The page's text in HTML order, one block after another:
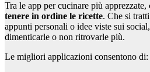
Tra le app per cucinare più
tenere in ordine le ricette. Che si
appunti personali o idee viste sui
dimenticarle o non ritrovarle più.
Le migliori applicazioni consentono di: